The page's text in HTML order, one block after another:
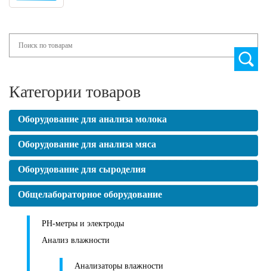
Категории товаров
Оборудование для анализа молока
Оборудование для анализа мяса
Оборудование для сыроделия
Общелабораторное оборудование
PH-метры и электроды
Анализ влажности
Анализаторы влажности